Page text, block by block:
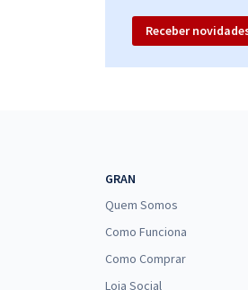
Receber
GRAN
Quem Somos
Como Funciona
Como Comprar
Loja Social